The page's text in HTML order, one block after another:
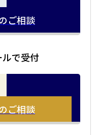
可能です。時間が無い
。
場で査定を致します。
なく売れるかわからな
ご相談
で受付
ご相談